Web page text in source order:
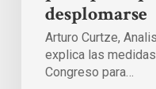
desplomarse
Arturo Curtze,
explica las
Congreso para…